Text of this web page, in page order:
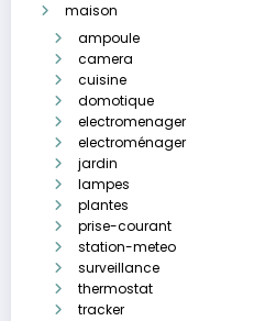
maison
ampoule
camera
cuisine
domotique
electromenager
electroménager
jardin
lampes
plantes
prise-courant
station-meteo
surveillance
thermostat
tracker